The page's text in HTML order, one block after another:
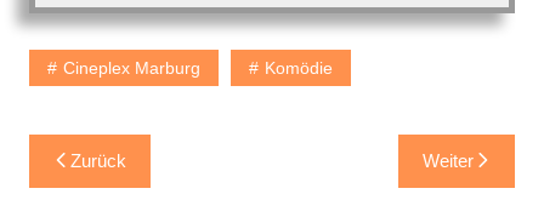
Cineplex Marburg Komödie
Beitragsnavigation
Zurück Weiter